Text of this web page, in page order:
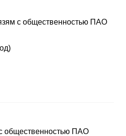
с общественностью ПАО
общественностью ПАО